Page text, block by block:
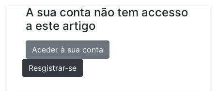
A sua conta não tem accesso
a este artigo
Aceder à sua conta
Resgistrar-se